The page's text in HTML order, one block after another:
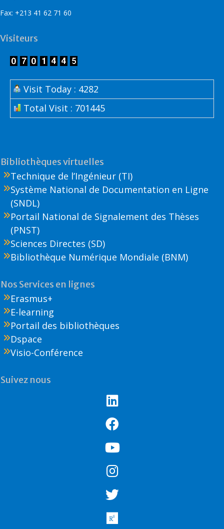
Fax: +213 41 62 71 60
Visiteurs
Visit Today : 4282
Total Visit : 701445
Bibliothèques virtuelles
Technique de l’Ingénieur (TI)
Système National de Documentation en Ligne
(SNDL)
Portail National de Signalement des Thèses
(PNST)
Sciences Directes (SD)
Bibliothèque Numérique Mondiale (BNM)
Nos Services en lignes
Erasmus+
E-learning
Portail des bibliothèques
Dspace
Visio-Conférence
Suivez nous